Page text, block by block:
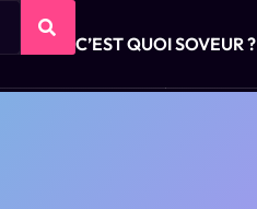
C’EST QUOI SOVEUR ?